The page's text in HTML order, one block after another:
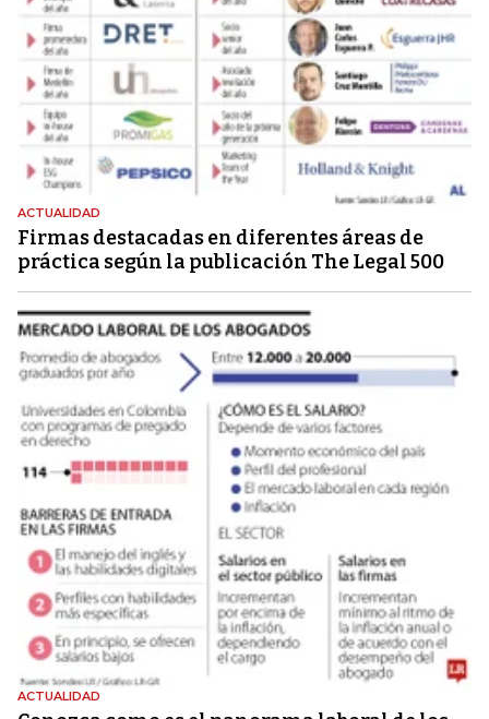
ACTUALIDAD
Firmas destacadas en diferentes áreas de
práctica según la publicación The Legal 500
ACTUALIDAD